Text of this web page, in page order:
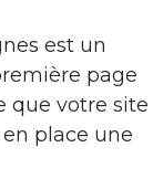
est un
page
que votre site
place une